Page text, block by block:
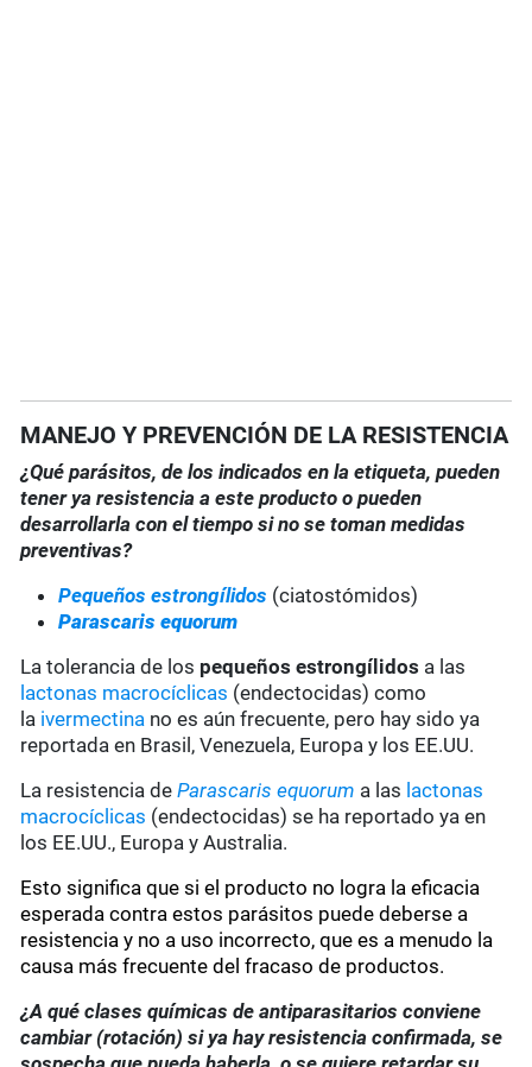
MANEJO Y PREVENCIÓN DE LA RESISTENCIA
¿Qué parásitos, de los indicados en la etiqueta, pueden
tener ya resistencia a este producto o pueden
desarrollarla con el tiempo si no se toman medidas
preventivas?
Pequeños estrongílidos (ciatostómidos)
Parascaris equorum
La tolerancia de los pequeños estrongílidos a las
lactonas macrocíclicas (endectocidas) como
la ivermectina no es aún frecuente, pero hay sido ya
reportada en Brasil, Venezuela, Europa y los EE.UU.
La resistencia deParascaris equorum a las lactonas
macrocíclicas (endectocidas) se ha reportado ya en
los EE.UU., Europa y Australia.
Esto significa que si el producto no logra la eficacia
esperada contra estos parásitos puede deberse a
resistencia y no a uso incorrecto, que es a menudo la
causa más frecuente del fracaso de productos.
¿A qué clases químicas de antiparasitarios conviene
cambiar (rotación) si ya hay resistencia confirmada, se